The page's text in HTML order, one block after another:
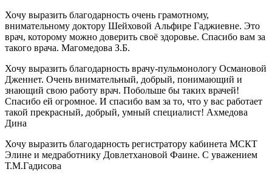
Хочу выразить благодарность очень грамотному,
внимательному доктору Шейховой Альфире Гаджиевне. Это
врач, которому можно доверить своё здоровье. Спасибо вам за
такого врача. Магомедова З.Б.
Хочу выразить благодарность врачу-пульмонологу Османовой
Дженнет. Очень внимательный, добрый, понимающий и
знающий свою работу врач. Побольше бы таких врачей!
Спасибо ей огромное. И спасибо вам за то, что у вас работает
такой прекрасный, добрый, умный специалист! Ахмедова
Дина
Хочу выразить благодарность регистратору кабинета МСКТ
Элине и медработнику Довлетхановой Фаине. С уважением
Т.М.Гадисова